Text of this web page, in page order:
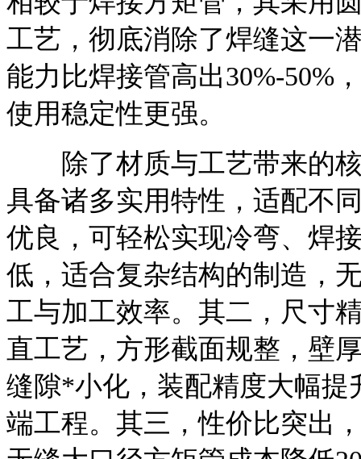
工艺，彻底消除了焊缝这一
能力比焊接管高出30%-50%
使用稳定性更强。
除了材质与工艺带来的核
具备诸多实用特性，适配不
优良，可轻松实现冷弯、焊
低，适合复杂结构的制造，
工与加工效率。其二，尺寸
直工艺，方形截面规整，壁
缝隙*小化，装配精度大幅提
端工程。其三，性价比突出